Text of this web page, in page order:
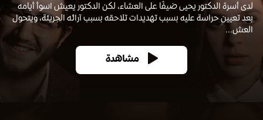
لدى أسرة الدكتور يحيى ضيفًا على العشاء، لكن الدكتور يعيش اسوأ أيامه
بعد تعيين حراسة عليه بسبب تهديدات تلاحقه بسبب آرائه الجريئة، ويتحول
العش...
مشاهدة